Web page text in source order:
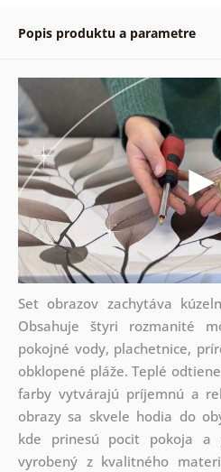
Popis produktu a parametre
Set obrazov zachytáva
Obsahuje štyri rozmanité
pokojné vody, plachetnice,
obklopené pláže. Teplé
farby vytvárajú príjemnú a
obrazy sa skvele hodia do
kde prinesú pocit pokoja a
vyrobený z kvalitného